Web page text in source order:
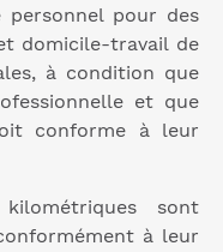
pour des
domicile-travail de
à condition que
et que
conforme à leur
sont
à leur